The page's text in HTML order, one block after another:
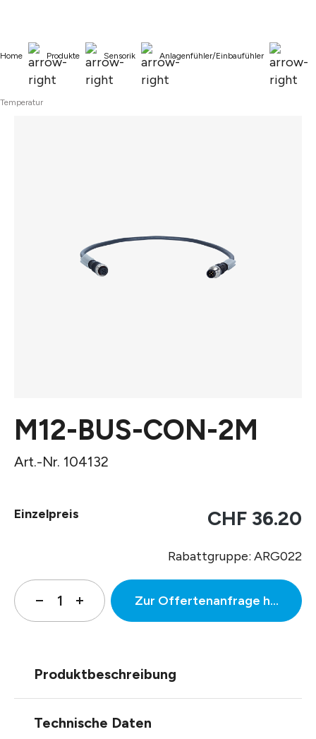
Home Produkte Sensorik Anlagenfühler/Einbaufühler
Temperatur
M12-BUS-CON-2M
Art.-Nr. 104132
Einzelpreis CHF 36.20
Rabattgruppe: ARG022
Zur Offertenanfrage
Produktbeschreibung
Technische Daten